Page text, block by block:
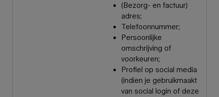
(Bezorg- en factuur)
adres;
Telefoonnummer;
Persoonlijke
omschrijving of
voorkeuren;
Profiel op social media
(indien je gebruikmaakt
van social login of deze